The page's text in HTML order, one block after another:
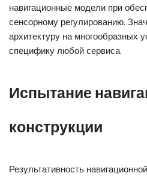
навигационные модели при
сенсорному регулированию.
архитектуру на многообразных
специфику любой сервиса.
Испытание
конструкции
Результативность